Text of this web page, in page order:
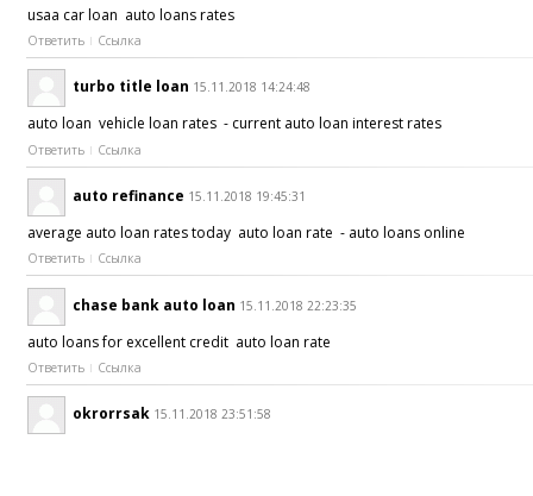
usaa car loan auto loans rates
Ответить Ссылка
turbo title loan 15.11.2018 14:24:48
auto loan vehicle loan rates - current auto loan interest rates
Ответить Ссылка
auto refinance 15.11.2018 19:45:31
average auto loan rates today auto loan rate - auto loans online
Ответить Ссылка
chase bank auto loan 15.11.2018 22:23:35
auto loans for excellent credit auto loan rate
Ответить Ссылка
okrorrsak 15.11.2018 23:51:58